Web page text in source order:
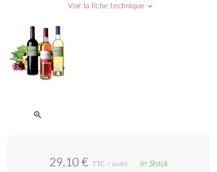
zoom_in
Voir la fiche technique keyboard_arrow_down
29,10 € TTC / unité In Stock